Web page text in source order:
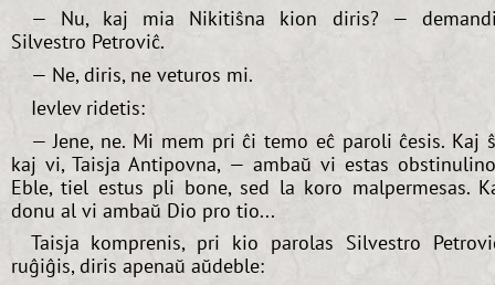
— Nu, kaj mia Nikitiŝna kion diris? —
Silvestro Petroviĉ.
— Ne, diris, ne veturos mi.
Ievlev ridetis:
— Jene, ne. Mi mem pri ĉi temo eĉ paroli ĉesis. Kaj
kaj vi, Taisja Antipovna, — ambaŭ vi estas
Eble, tiel estus pli bone, sed la koro malpermesas.
donu al vi ambaŭ Dio pro tio...
Taisja komprenis, pri kio parolas Silvestro
ruĝiĝis, diris apenaŭ aŭdeble: